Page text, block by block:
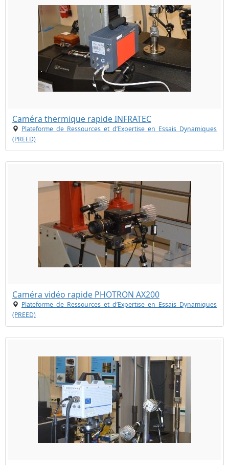
Caméra thermique rapide INFRATEC
Plateforme de Ressources et d’Expertise en Essais Dynamiques
(PREED)
Caméra vidéo rapide PHOTRON AX200
Plateforme de Ressources et d’Expertise en Essais Dynamiques
(PREED)